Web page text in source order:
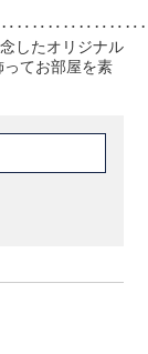
したオリジナル
てお部屋を素